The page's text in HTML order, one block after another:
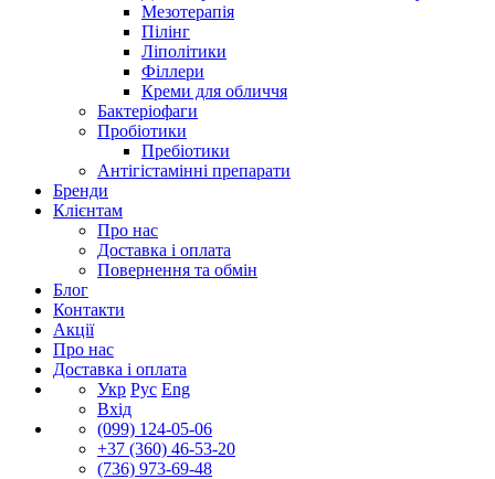
Мезотерапія
Пілінг
Ліполітики
Філлери
Креми для обличчя
Бактеріофаги
Пробіотики
Пребіотики
Антігістамінні препарати
Бренди
Клієнтам
Про нас
Доставка і оплата
Повернення та обмін
Блог
Контакти
Акції
Про нас
Доставка і оплата
Укр Рус Eng
Вхід
(099) 124-05-06
+37 (360) 46-53-20
(736) 973-69-48